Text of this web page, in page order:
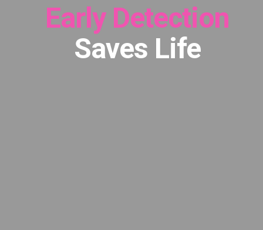
Early Detection
Saves Life